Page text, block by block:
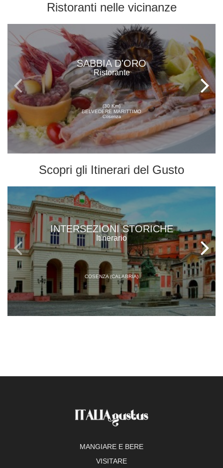
Ristoranti nelle vicinanze
SABBIA D'ORO
Ristorante
(30 Km)
BELVEDERE MARITTIMO
Cosenza
Scopri gli Itinerari del Gusto
INTERSEZIONI STORICHE
Itinerario
COSENZA (CALABRIA)
MANGIARE E BERE
VISITARE